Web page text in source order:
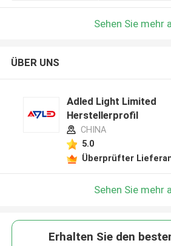
Sehen Sie mehr
ÜBER UNS
Adled Light Limited
Herstellerprofil
CHINA
5.0
Überprüfter
Sehen Sie mehr
Erhalten Sie den